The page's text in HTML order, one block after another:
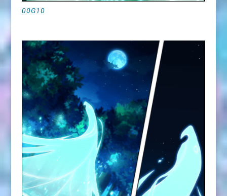
00G10